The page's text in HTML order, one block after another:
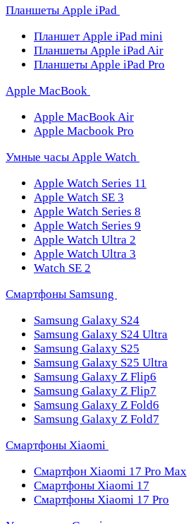
Планшеты Apple iPad
Планшет Apple iPad mini
Планшеты Apple iPad Air
Планшеты Apple iPad Pro
Apple MacBook
Apple MacBook Air
Apple Macbook Pro
Умные часы Apple Watch
Apple Watch Series 11
Apple Watch SE 3
Apple Watch Series 8
Apple Watch Series 9
Apple Watch Ultra 2
Apple Watch Ultra 3
Watch SE 2
Смартфоны Samsung
Samsung Galaxy S24
Samsung Galaxy S24 Ultra
Samsung Galaxy S25
Samsung Galaxy S25 Ultra
Samsung Galaxy Z Flip6
Samsung Galaxy Z Flip7
Samsung Galaxy Z Fold6
Samsung Galaxy Z Fold7
Смартфоны Xiaomi
Смартфон Xiaomi 17 Pro Max
Смартфоны Xiaomi 17
Смартфоны Xiaomi 17 Pro